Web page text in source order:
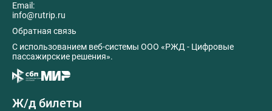
Email:
info@rutrip.ru
Обратная связь
C использованием веб-системы ООО «РЖД - Цифровые
пассажирские решения».
Ж/д билеты